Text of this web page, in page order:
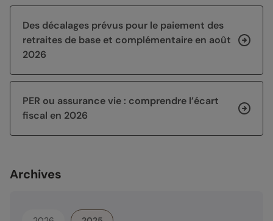
Des décalages prévus pour le paiement des
retraites de base et complémentaire en août
2026
PER ou assurance vie : comprendre l’écart
fiscal en 2026
Archives